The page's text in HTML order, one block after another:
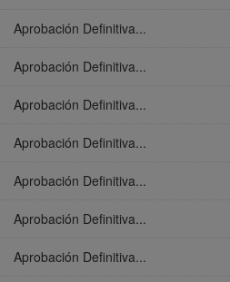
Aprobación Definitiva...
Aprobación Definitiva...
Aprobación Definitiva...
Aprobación Definitiva...
Aprobación Definitiva...
Aprobación Definitiva...
Aprobación Definitiva...